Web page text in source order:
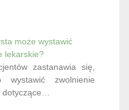
może wystawić
lekarskie?
zastanawia się,
zwolnienie